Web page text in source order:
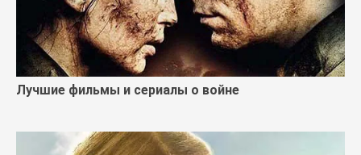
Лучшие фильмы и сериалы о войне